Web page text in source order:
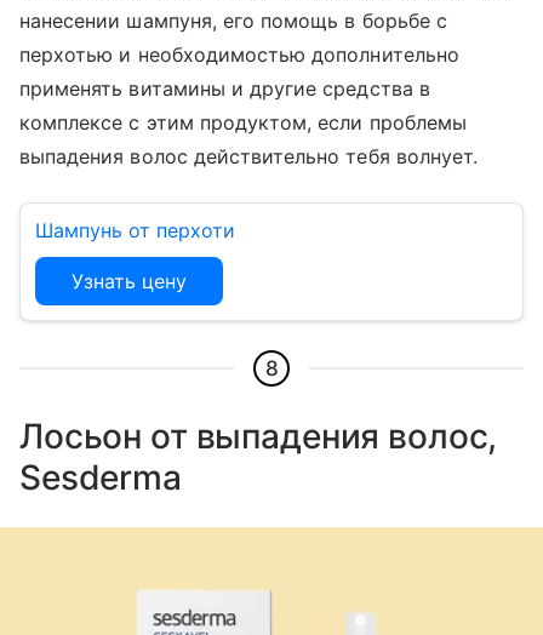
нанесении шампуня, его помощь в борьбе с
перхотью и необходимостью дополнительно
применять витамины и другие средства в
комплексе с этим продуктом, если проблемы
выпадения волос действительно тебя волнует.
Шампунь от перхоти
Узнать цену
8
Лосьон от выпадения волос,
Sesderma